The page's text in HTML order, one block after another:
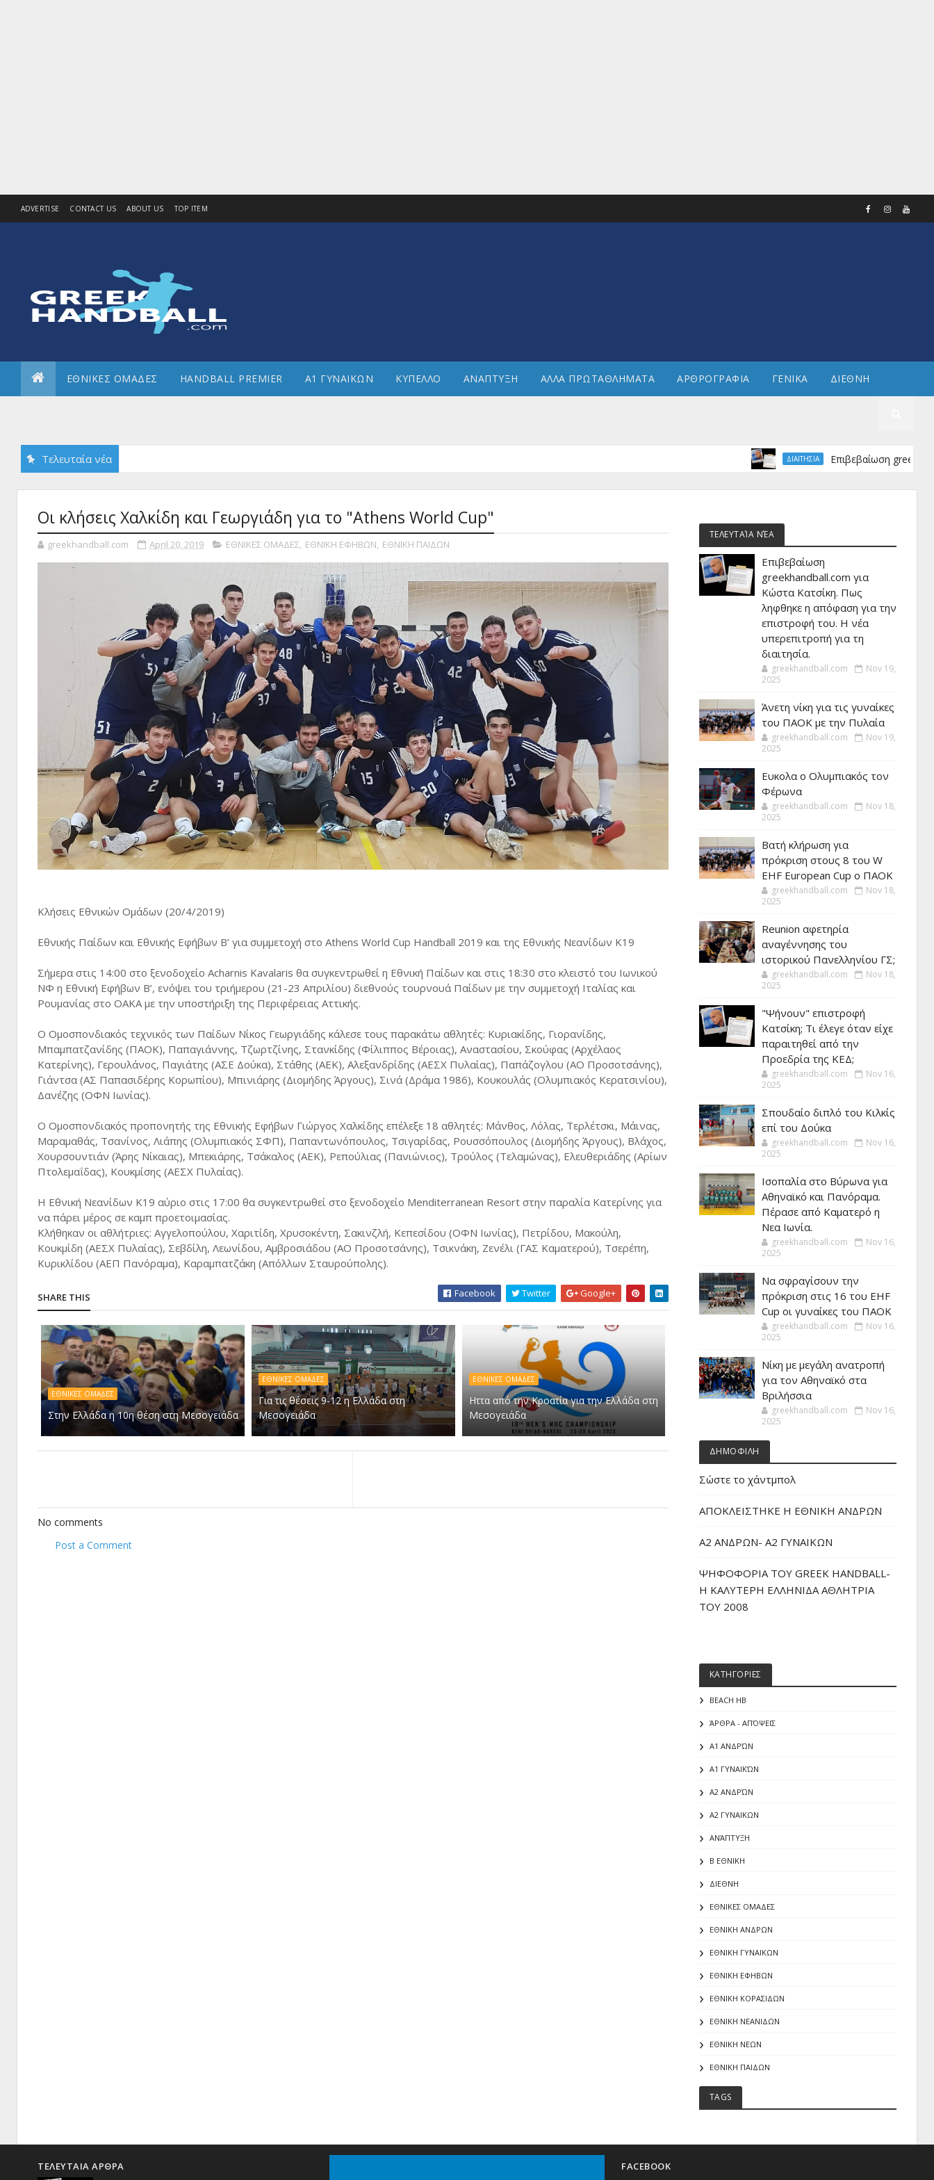
ADVERTISE CONTACT US ABOUT US TOP ITEM
ΕΘΝΙΚΕΣ ΟΜΑΔΕΣ HANDBALL PREMIER Α1 ΓΥΝΑΙΚΩΝ ΚΥΠΕΛΛΟ ΑΝΑΠΤΥΞΗ ΑΛΛΑ ΠΡΩΤΑΘΛΗΜΑΤΑ ΑΡΘΡΟΓΡΑΦΙΑ ΓΕΝΙΚΑ ΔΙΕΘΝΗ
Τελευταία νέα ΔΙΑΙΤΗΣΙΑ Επιβεβαίωση
Οι κλήσεις Χαλκίδη και Γεωργιάδη για το "Athens World Cup"
greekhandball.com April 20, 2019 ΕΘΝΙΚΕΣ ΟΜΑΔΕΣ, ΕΘΝΙΚΗ ΕΦΗΒΩΝ, ΕΘΝΙΚΗ ΠΑΙΔΩΝ
Κλήσεις Εθνικών Ομάδων (20/4/2019)
Εθνικής Παίδων και Εθνικής Εφήβων Β’ για συμμετοχή στο Athens World Cup Handball 2019 και της Εθνικής Νεανίδων Κ19
Σήμερα στις 14:00 στο ξενοδοχείο Acharnis Kavalaris θα συγκεντρωθεί η Εθνική Παίδων και στις 18:30 στο κλειστό του Ιωνικού
ΝΦ η Εθνική Εφήβων Β’, ενόψει του τριήμερου (21-23 Απριλίου) διεθνούς τουρνουά Παίδων με την συμμετοχή Ιταλίας και
Ρουμανίας στο ΟΑΚΑ με την υποστήριξη της Περιφέρειας Αττικής.
Ο Ομοσπονδιακός τεχνικός των Παίδων Νίκος Γεωργιάδης κάλεσε τους παρακάτω αθλητές: Κυριακίδης, Γιορανίδης,
Μπαμπατζανίδης (ΠΑΟΚ), Παπαγιάννης, Τζωρτζίνης, Στανκίδης (Φίλιππος Βέροιας), Αναστασίου, Σκούφας (Αρχέλαος
Κατερίνης), Γερουλάνος, Παγιάτης (ΑΣΕ Δούκα), Στάθης (ΑΕΚ), Αλεξανδρίδης (ΑΕΣΧ Πυλαίας), Παπάζογλου (ΑΟ Προσοτσάνης),
Γιάντσα (ΑΣ Παπασιδέρης Κορωπίου), Μπινιάρης (Διομήδης Άργους), Σινά (Δράμα 1986), Κουκουλάς (Ολυμπιακός Κερατσινίου),
Δανέζης (ΟΦΝ Ιωνίας).
Ο Ομοσπονδιακός προπονητής της Εθνικής Εφήβων Γιώργος Χαλκίδης επέλεξε 18 αθλητές: Μάνθος, Λόλας, Τερλέτσκι, Μάινας,
Μαραμαθάς, Τσανίνος, Λιάπης (Ολυμπιακός ΣΦΠ), Παπαντωνόπουλος, Τσιγαρίδας, Ρουσσόπουλος (Διομήδης Άργους), Βλάχος,
Χουρσουντιάν (Άρης Νίκαιας), Μπεκιάρης, Τσάκαλος (ΑΕΚ), Ρεπούλιας (Πανιώνιος), Τρούλος (Τελαμώνας), Ελευθεριάδης (Αρίων
Πτολεμαΐδας), Κουκμίσης (ΑΕΣΧ Πυλαίας).
Η Εθνική Νεανίδων Κ19 αύριο στις 17:00 θα συγκεντρωθεί στο ξενοδοχείο Menditerranean Resort στην παραλία Κατερίνης για
να πάρει μέρος σε καμπ προετοιμασίας.
Κλήθηκαν οι αθλήτριες: Αγγελοπούλου, Χαριτίδη, Χρυσοκέντη, Σακινζλή, Κεπεσίδου (ΟΦΝ Ιωνίας), Πετρίδου, Μακούλη,
Κουκμίδη (ΑΕΣΧ Πυλαίας), Σεβδίλη, Λεωνίδου, Αμβροσιάδου (ΑΟ Προσοτσάνης), Τσικνάκη, Ζενέλι (ΓΑΣ Καματερού), Τσερέπη,
Κυρικλίδου (ΑΕΠ Πανόραμα), Καραμπατζάκη (Απόλλων Σταυρούπολης).
SHARE THIS Facebook Twitter Google+
ΕΘΝΙΚΕΣ ΟΜΑΔΕΣ
Στην Ελλάδα η 10η θέση στη Μεσογειάδα
ΕΘΝΙΚΕΣ ΟΜΑΔΕΣ
Για τις θέσεις 9-12 η Ελλάδα στη
Μεσογειάδα
ΕΘΝΙΚΕΣ ΟΜΑΔΕΣ
Ηττα από την Κροατία για την Ελλάδα στη
Μεσογειάδα
No comments
Post a Comment
ΤΕΛΕΥΤΑΊΑ ΝΈΑ
Επιβεβαίωση
greekhandball.com για
Κώστα Κατσίκη. Πως
ληφθηκε η απόφαση για την
επιστροφή του. Η νέα
υπερεπιτροπή για τη
διαιτησία.
greekhandball.com
Nov 19,
2025
Άνετη νίκη για τις γυναίκες
του ΠΑΟΚ με την Πυλαία
greekhandball.com
Nov 19,
2025
Ευκολα ο Ολυμπιακός τον
Φέρωνα
greekhandball.com
Nov 18,
2025
Βατή κλήρωση για
πρόκριση στους 8 του W
EHF European Cup ο ΠΑΟΚ
greekhandball.com
Nov 18,
2025
Reunion αφετηρία
αναγέννησης του
ιστορικού Πανελληνίου ΓΣ;
greekhandball.com
Nov 18,
2025
"Ψήνουν" επιστροφή
Κατσίκη; Τι έλεγε όταν είχε
παραιτηθεί από την
Προεδρία της ΚΕΔ;
greekhandball.com
Nov 16,
2025
Σπουδαίο διπλό του Κιλκίς
επί του Δούκα
greekhandball.com
Nov 16,
2025
Ισοπαλία στο Βύρωνα για
Αθηναϊκό και Πανόραμα.
Πέρασε από Καματερό η
Νεα Ιωνία.
greekhandball.com
Nov 16,
2025
Να σφραγίσουν την
πρόκριση στις 16 του EHF
Cup οι γυναίκες του ΠΑΟΚ
greekhandball.com
Nov 16,
2025
Νίκη με μεγάλη ανατροπή
για τον Αθηναϊκό στα
Βριλήσσια
greekhandball.com
Nov 16,
2025
ΔΗΜΟΦΙΛΗ
Σώστε το χάντμπολ
ΑΠΟΚΛΕΙΣΤΗΚΕ Η ΕΘΝΙΚΗ ΑΝΔΡΩΝ
Α2 ΑΝΔΡΩΝ- Α2 ΓΥΝΑΙΚΩΝ
ΨΗΦΟΦΟΡΙΑ ΤΟΥ GREEK HANDBALL-
H ΚΑΛΥΤΕΡΗ ΕΛΛΗΝΙΔΑ ΑΘΛΗΤΡΙΑ
ΤΟΥ 2008
ΚΑΤΗΓΟΡΙΕΣ
BEACH HB
ΆΡΘΡΑ - ΑΠΌΨΕΙΣ
Α1 ΑΝΔΡΏΝ
Α1 ΓΥΝΑΙΚΏΝ
Α2 ΑΝΔΡΏΝ
Α2 ΓΥΝΑΙΚΩΝ
ΑΝΆΠΤΥΞΗ
Β ΕΘΝΙΚΗ
ΔΙΕΘΝΗ
ΕΘΝΙΚΕΣ ΟΜΑΔΕΣ
ΕΘΝΙΚΗ ΑΝΔΡΩΝ
ΕΘΝΙΚΗ ΓΥΝΑΙΚΩΝ
ΕΘΝΙΚΗ ΕΦΗΒΩΝ
ΕΘΝΙΚΗ ΚΟΡΑΣΙΔΩΝ
ΕΘΝΙΚΗ ΝΕΑΝΙΔΩΝ
ΕΘΝΙΚΗ ΝΕΩΝ
ΕΘΝΙΚΗ ΠΑΙΔΩΝ
TAGS
ΤΕΛΕΥΤΑΙΑ ΑΡΘΡΑ FACEBOOK